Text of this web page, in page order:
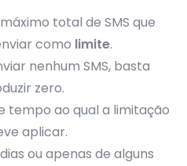
total de SMS que
como limite.
nenhum SMS, basta
zero.
tempo ao qual a limitação
aplicar.
ou apenas de alguns